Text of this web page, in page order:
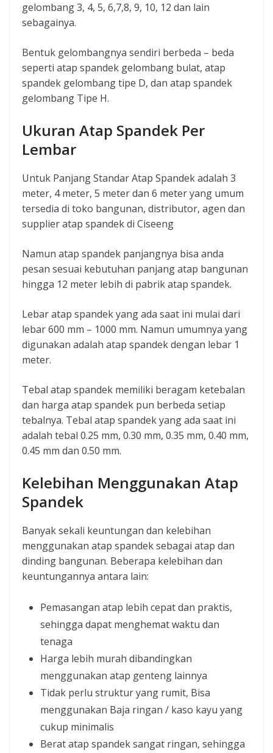
gelombang 3, 4, 5, 6,7,8, 9, 10, 12 dan lain
sebagainya.
Bentuk gelombangnya sendiri berbeda – beda
seperti atap spandek gelombang bulat, atap
spandek gelombang tipe D, dan atap spandek
gelombang Tipe H.
Ukuran Atap Spandek Per
Lembar
Untuk Panjang Standar Atap Spandek adalah 3
meter, 4 meter, 5 meter dan 6 meter yang umum
tersedia di toko bangunan, distributor, agen dan
supplier atap spandek di Ciseeng
Namun atap spandek panjangnya bisa anda
pesan sesuai kebutuhan panjang atap bangunan
hingga 12 meter lebih di pabrik atap spandek.
Lebar atap spandek yang ada saat ini mulai dari
lebar 600 mm – 1000 mm. Namun umumnya yang
digunakan adalah atap spandek dengan lebar 1
meter.
Tebal atap spandek memiliki beragam ketebalan
dan harga atap spandek pun berbeda setiap
tebalnya. Tebal atap spandek yang ada saat ini
adalah tebal 0.25 mm, 0.30 mm, 0.35 mm, 0.40 mm,
0.45 mm dan 0.50 mm.
Kelebihan Menggunakan Atap
Spandek
Banyak sekali keuntungan dan kelebihan
menggunakan atap spandek sebagai atap dan
dinding bangunan. Beberapa kelebihan dan
keuntungannya antara lain:
Pemasangan atap lebih cepat dan praktis,
sehingga dapat menghemat waktu dan
tenaga
Harga lebih murah dibandingkan
menggunakan atap genteng lainnya
Tidak perlu struktur yang rumit, Bisa
menggunakan Baja ringan / kaso kayu yang
cukup minimalis
Berat atap spandek sangat ringan, sehingga